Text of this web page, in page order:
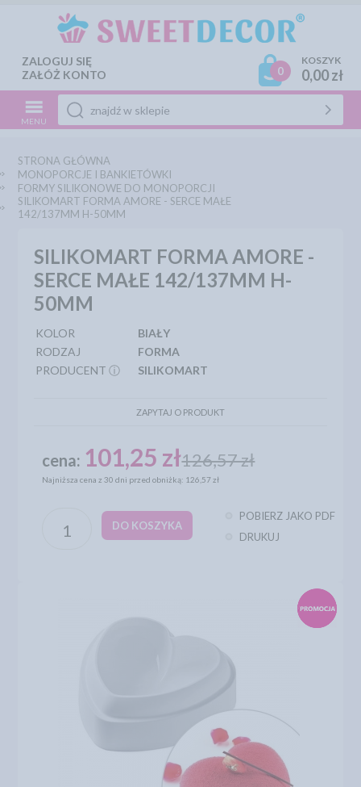
ZALOGUJ SIĘ
ZAŁÓŻ KONTO
0
KOSZYK
0,00 zł
MENU
STRONA GŁÓWNA
MONOPORCJE I BANKIETÓWKI
FORMY SILIKONOWE DO MONOPORCJI
SILIKOMART FORMA AMORE - SERCE MAŁE
142/137MM H-50MM
SILIKOMART FORMA AMORE -
SERCE MAŁE 142/137MM H-
50MM
KOLOR
BIAŁY
RODZAJ
FORMA
PRODUCENT ⓘ
SILIKOMART
ZAPYTAJ O PRODUKT
cena: 101,25 zł126,57 zł
Najniższa cena z 30 dni przed obniżką: 126,57 zł
DO KOSZYKA
POBIERZ JAKO PDF
DRUKUJ